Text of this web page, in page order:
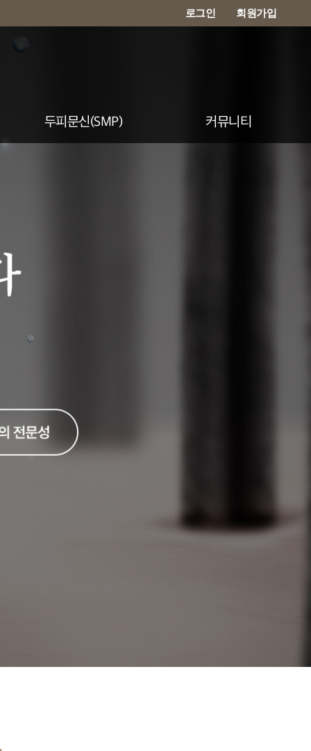
로그인 회원가입
두피문신(SMP) 커뮤니티